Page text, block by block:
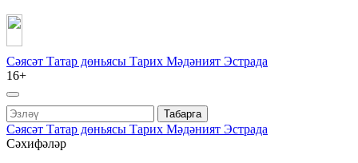
Сәясәт Татар дөньясы Тарих Мәдәният Эстрада
16+
Табарга
Сәясәт Татар дөньясы Тарих Мәдәният Эстрада
Сәхифәләр